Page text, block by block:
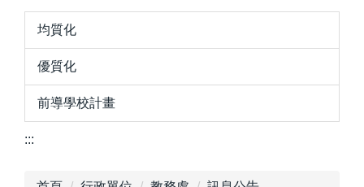
均質化
優質化
前導學校計畫
:::